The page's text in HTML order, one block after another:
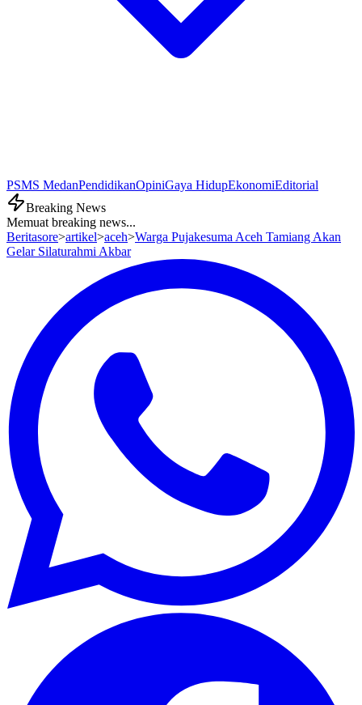
PSMS MedanPendidikanOpiniGaya HidupEkonomiEditorial
Breaking News
Memuat breaking news...
Beritasore>artikel>aceh>Warga Pujakesuma Aceh Tamiang Akan
Gelar Silaturahmi Akbar